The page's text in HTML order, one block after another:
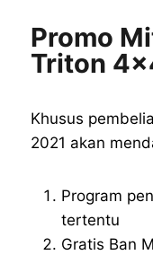
Promo
Triton
Khusus
2021 akan
Program
tertentu
Gratis Ban